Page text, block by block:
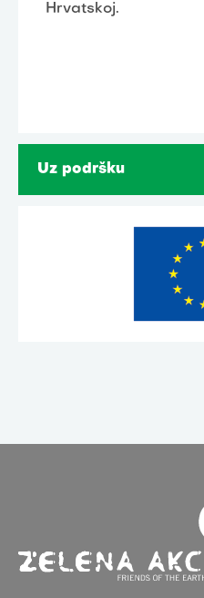
Hrvatskoj.
Uz podršku